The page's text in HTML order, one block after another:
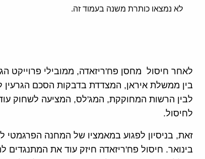
לא נמצאו כותרת משנה בעמוד זה.
בין ממשלת איראן, המצדדת בדבקות הסכם
לבין הרשות המחוקקת, המג'לס, המציעה לשחוק
לחיסול.
זאת, בניסיון לפגוע במאמציו של המחנה הפרגמטי
בינואר. חיסול פח'ריזאדה חיזק עוד את